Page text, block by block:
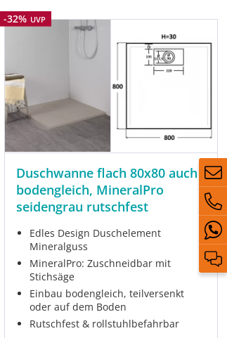
Rabatt
-32% UVP
Duschwanne flach 80x80 auch
bodengleich, MineralPro
seidengrau rutschfest
Edles Design Duschelement
Mineralguss
MineralPro: Zuschneidbar mit
Stichsäge
Einbau bodengleich, teilversenkt
oder auf dem Boden
Rutschfest & rollstuhlbefahrbar